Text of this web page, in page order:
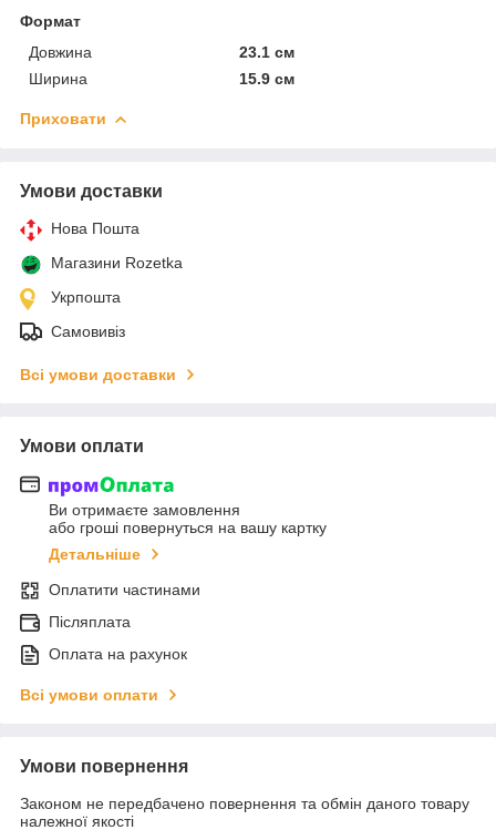
Формат
Довжина
23.1 см
Ширина
15.9 см
Приховати
Умови доставки
Нова Пошта
Магазини Rozetka
Укрпошта
Самовивіз
Всі умови доставки
Умови оплати
Ви отримаєте замовлення
або гроші повернуться на вашу картку
Детальніше
Оплатити частинами
Післяплата
Оплата на рахунок
Всі умови оплати
Умови повернення
Законом не передбачено повернення та обмін даного товару
належної якості